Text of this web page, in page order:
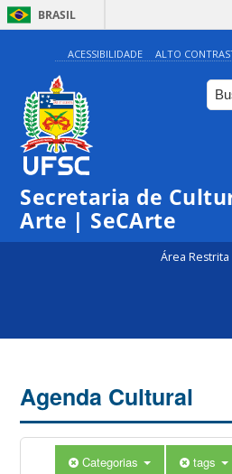
BRASIL
ACESSIBILIDADE ALTO
Secretaria de
Arte | SeCArte
Área Restrita
Agenda Cultural
Categorias tags
0:00
1:00
5:00